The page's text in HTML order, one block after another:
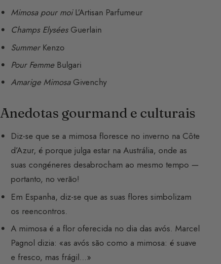
Mimosa pour moiL’Artisan Parfumeur
Champs ElyséesGuerlain
SummerKenzo
Pour FemmeBulgari
Amarige MimosaGivenchy
Anedotas gourmand e culturais
Diz-se que se a mimosa floresce no inverno na Côte
d’Azur, é porque julga estar na Austrália, onde as
suas congéneres desabrocham ao mesmo tempo —
portanto, no verão!
Em Espanha, diz-se que as suas flores simbolizam
os reencontros.
A mimosa é a flor oferecida no dia das avós. Marcel
Pagnol dizia: «as avós são como a mimosa: é suave
e fresco, mas frágil…»